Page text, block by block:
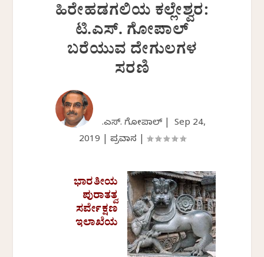
ಹಿರೇಹಡಗಲಿಯ ಕಲ್ಲೇಶ್ವರ:
ಟಿ.ಎಸ್. ಗೋಪಾಲ್
ಬರೆಯುವ ದೇಗುಲಗಳ
ಸರಣಿ
ಟಿ.ಎಸ್. ಗೋಪಾಲ್ | Sep 24,
2019
ಪ್ರವಾಸ
ಭಾರತೀಯ
ಪುರಾತತ್ವ
ಸರ್ವೇಕ್ಷಣ
ಇಲಾಖೆಯ